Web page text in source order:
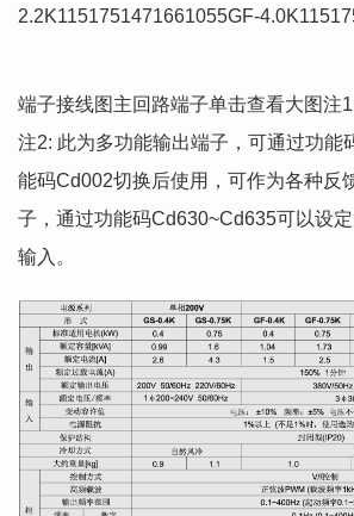
2.2K1151751471661055GF-
端子接线图主回路端子单击查看大图注
注2: 此为多功能输出端子，可通过功
能码Cd002切换后使用，可作为各种反
子，通过功能码Cd630~Cd635可以设
输入。